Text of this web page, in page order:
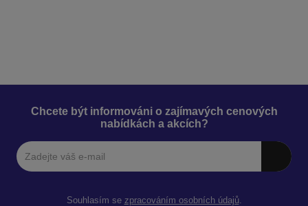
Chcete být informováni o zajímavých cenových
nabídkách a akcích?
Souhlasím se zpracováním osobních údajů.